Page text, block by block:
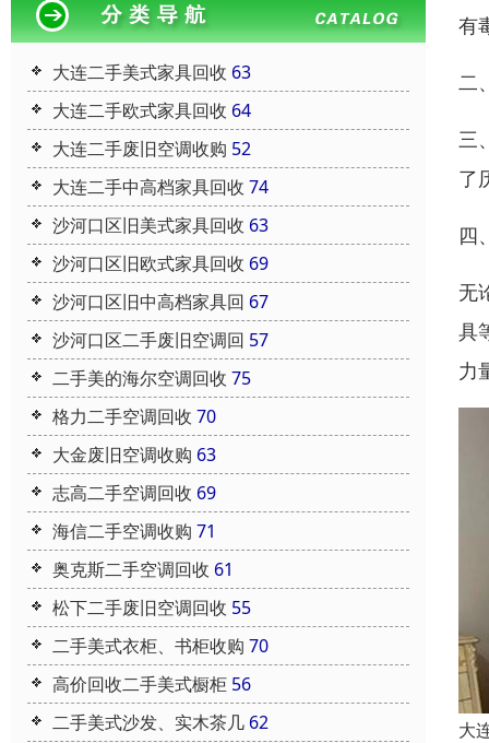
大连二手美式家具回收 63
大连二手欧式家具回收 64
大连二手废旧空调收购 52
大连二手中高档家具回收 74
沙河口区旧美式家具回收 63
沙河口区旧欧式家具回收 69
沙河口区旧中高档家具回 67
沙河口区二手废旧空调回 57
二手美的海尔空调回收 75
格力二手空调回收 70
大金废旧空调收购 63
志高二手空调回收 69
海信二手空调收购 71
奥克斯二手空调回收 61
松下二手废旧空调回收 55
二手美式衣柜、书柜收购 70
高价回收二手美式橱柜 56
二手美式沙发、实木茶几 62
有
二
三
了
四
无
具
力
大